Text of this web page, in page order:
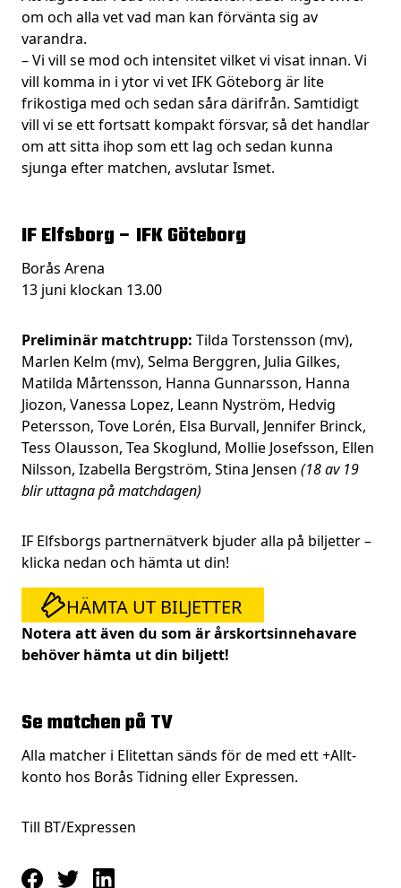
om och alla vet vad man kan förvänta sig av
varandra.
– Vi vill se mod och intensitet vilket vi visat innan. Vi
vill komma in i ytor vi vet IFK Göteborg är lite
frikostiga med och sedan såra därifrån. Samtidigt
vill vi se ett fortsatt kompakt försvar, så det handlar
om att sitta ihop som ett lag och sedan kunna
sjunga efter matchen, avslutar Ismet.
IF Elfsborg – IFK Göteborg
Borås Arena
13 juni klockan 13.00
Preliminär matchtrupp: Tilda Torstensson (mv),
Marlen Kelm (mv), Selma Berggren, Julia Gilkes,
Matilda Mårtensson, Hanna Gunnarsson, Hanna
Jiozon, Vanessa Lopez, Leann Nyström, Hedvig
Petersson, Tove Lorén, Elsa Burvall, Jennifer Brinck,
Tess Olausson, Tea Skoglund, Mollie Josefsson, Ellen
Nilsson, Izabella Bergström, Stina Jensen (18 av 19
blir uttagna på matchdagen)
IF Elfsborgs partnernätverk bjuder alla på biljetter –
klicka nedan och hämta ut din!
HÄMTA UT BILJETTER
Notera att även du som är årskortsinnehavare
behöver hämta ut din biljett!
Se matchen på TV
Alla matcher i Elitettan sänds för de med ett +Allt-
konto hos Borås Tidning eller Expressen.
Till BT/Expressen